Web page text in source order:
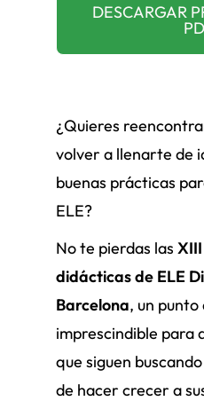
DESCARGAR
¿Quieres
volver a llenarte de
buenas prácticas
ELE?
No te pierdas las
didácticas de ELE
Barcelona, un
imprescindible para
que siguen
de hacer crecer a